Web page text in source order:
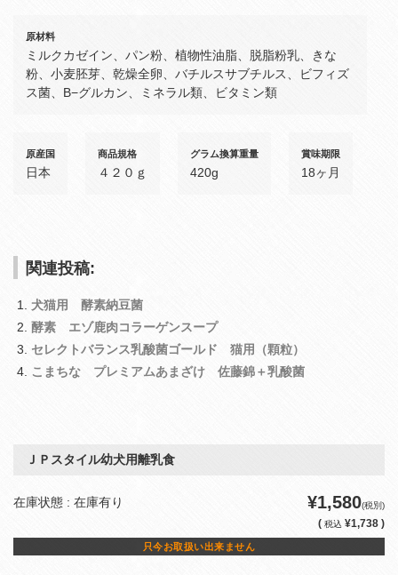
原材料
ミルクカゼイン、パン粉、植物性油脂、脱脂粉乳、きな
粉、小麦胚芽、乾燥全卵、バチルスサブチルス、ビフィズ
ス菌、Β−グルカン、ミネラル類、ビタミン類
原産国
日本
商品規格
４２０ｇ
グラム換算重量
420g
賞味期限
18ヶ月
関連投稿:
犬猫用 酵素納豆菌
酵素 エゾ鹿肉コラーゲンスープ
セレクトバランス乳酸菌ゴールド 猫用（顆粒）
こまちな プレミアムあまざけ 佐藤錦＋乳酸菌
ＪＰスタイル幼犬用離乳食
在庫状態 : 在庫有り ¥1,580(税別)
( 税込 ¥1,738 )
只今お取扱い出来ません